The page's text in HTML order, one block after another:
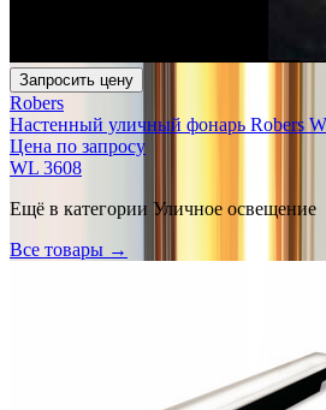
Запросить цену
Robers
Настенный уличный фонарь Robers
Цена по запросу
WL 3608
Ещё в категории Уличное освещение
Все товары →